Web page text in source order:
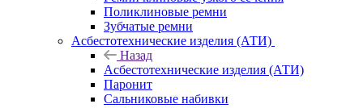
Поликлиновые ремни
Зубчатые ремни
Асбестотехнические изделия (АТИ)
Назад
Асбестотехнические изделия (АТИ)
Паронит
Сальниковые набивки